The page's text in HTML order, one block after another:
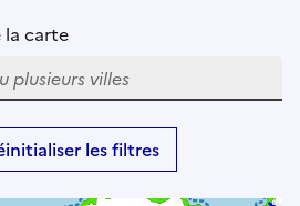
la carte
les filtres